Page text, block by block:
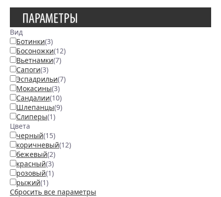
ПАРАМЕТРЫ
Вид
Ботинки(3)
Босоножки(12)
Вьетнамки(7)
Сапоги(3)
Эспадрильи(7)
Мокасины(3)
Сандалии(10)
Шлепанцы(9)
Слиперы(1)
Цвета
черный(15)
коричневый(12)
бежевый(2)
красный(3)
розовый(1)
рыжий(1)
Сбросить все параметры